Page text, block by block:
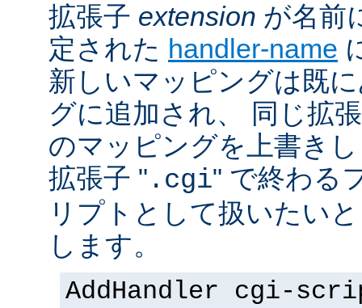
拡張子 extension が名前
定された handler-name
新しいマッピングは既
グに追加され、 同じ拡
のマッピングを上書き
拡張子 " .cgi" で終わる
リプトとして扱いたい
します。
AddHandler cgi-